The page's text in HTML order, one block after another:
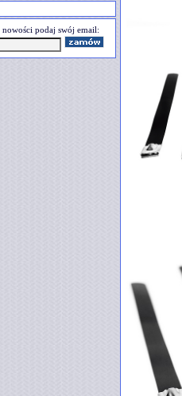
podaj swój email: